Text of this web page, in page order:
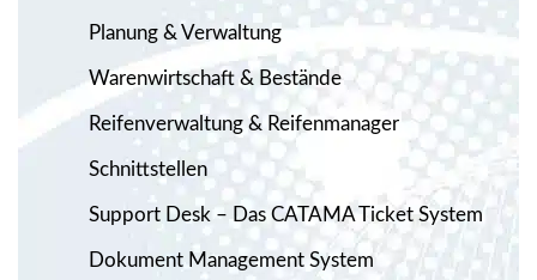
Planung & Verwaltung
Warenwirtschaft & Bestände
Reifenverwaltung & Reifenmanager
Schnittstellen
Support Desk – Das CATAMA Ticket System
Dokument Management System